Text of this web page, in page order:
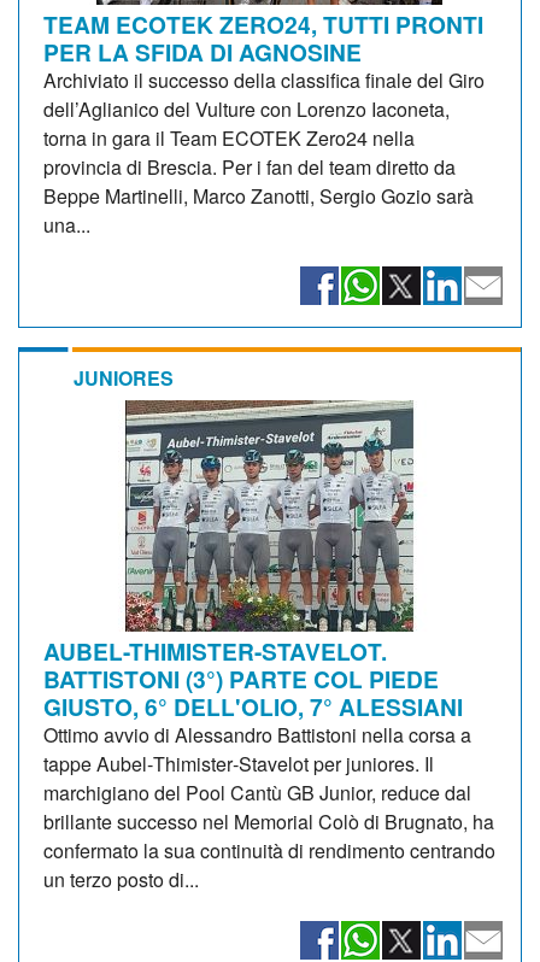
TEAM ECOTEK ZERO24, TUTTI PRONTI
PER LA SFIDA DI AGNOSINE
Archiviato il successo della classifica finale del Giro
dell’Aglianico del Vulture con Lorenzo Iaconeta,
torna in gara il Team ECOTEK Zero24 nella
provincia di Brescia. Per i fan del team diretto da
Beppe Martinelli, Marco Zanotti, Sergio Gozio sarà
una...
JUNIORES
AUBEL-THIMISTER-STAVELOT.
BATTISTONI (3°) PARTE COL PIEDE
GIUSTO, 6° DELL'OLIO, 7° ALESSIANI
Ottimo avvio di Alessandro Battistoni nella corsa a
tappe Aubel‑Thimister‑Stavelot per juniores. Il
marchigiano del Pool Cantù GB Junior, reduce dal
brillante successo nel Memorial Colò di Brugnato, ha
confermato la sua continuità di rendimento centrando
un terzo posto di...